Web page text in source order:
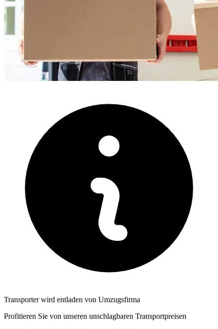
Transporter wird entladen von Umzugsfirma
Profitieren Sie von unseren unschlagbaren Transportpreisen